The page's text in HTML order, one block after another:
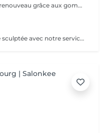
Offrez à votre peau un véritable renouveau grâce aux gommages corps Gemology. Enrichis en extraits minéraux précieux et en ingrédients naturels, ils exfolient en douceur, éliminent les cellules mortes et révèlent l'éclat de la peau. Leur texture sensorielle et leurs parfums délicats transforment l'exfoliation en un rituel de bien-être luxueux. Résultat : une peau lisse, douce, parfaitement préparée à recevoir les soins suivants.
Découvrez le secret de la beauté sculptée avec notre service LPG Endermologie. Cette technologie de pointe est votre alliée pour une silhouette redessinée et une peau radieuse. Les soins Endermologie stimulent naturellement la production de collagène et d'élastine, réduisent l'aspect de la cellulite et raffermissent votre peau. Les résultats sont visibles dès les premières séances, vous laissant avec une confiance et une élégance accrues. Révélez votre beauté intérieure avec une silhouette plus harmonieuse. Optez pour le bien-être et la beauté, choisissez LPG Endermologie dès aujourd'hui.